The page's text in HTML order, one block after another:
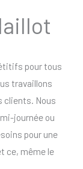
pour tous
travaillons
clients. Nous
journée ou
pour une
ce, même le